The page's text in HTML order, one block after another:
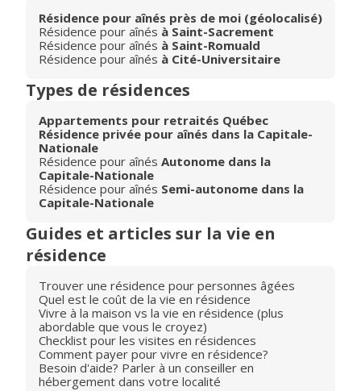
Résidence pour aînés près de moi (géolocalisé)
Résidence pour aînés à Saint-Sacrement
Résidence pour aînés à Saint-Romuald
Résidence pour aînés à Cité-Universitaire
Types de résidences
Appartements pour retraités Québec
Résidence privée pour aînés dans la Capitale-
Nationale
Résidence pour aînés Autonome dans la
Capitale-Nationale
Résidence pour aînés Semi-autonome dans la
Capitale-Nationale
Guides et articles sur la vie en
résidence
Trouver une résidence pour personnes âgées
Quel est le coût de la vie en résidence
Vivre à la maison vs la vie en résidence (plus
abordable que vous le croyez)
Checklist pour les visites en résidences
Comment payer pour vivre en résidence?
Besoin d'aide? Parler à un conseiller en
hébergement dans votre localité